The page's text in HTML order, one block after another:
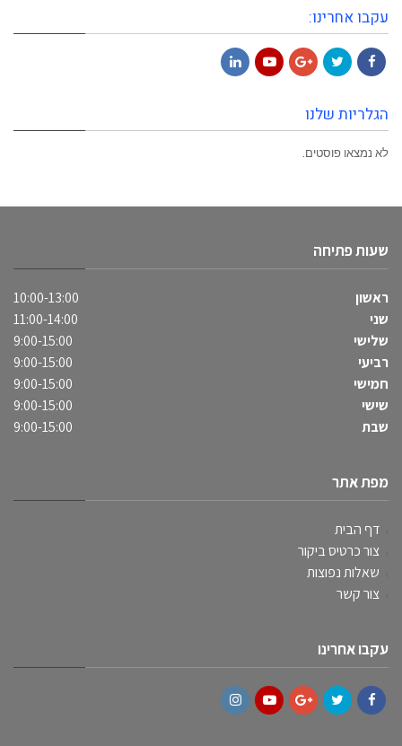
עקבו אחרינו:
הגלריות שלנו
לא נמצאו פוסטים.
שעות פתיחה
ראשון
10:00-13:00
שני
11:00-14:00
שלישי
9:00-15:00
רביעי
9:00-15:00
חמישי
9:00-15:00
שישי
9:00-15:00
שבת
9:00-15:00
מפת אתר
דף הבית
צור כרטיס ביקור
שאלות נפוצות
צור קשר
עקבו אחרינו